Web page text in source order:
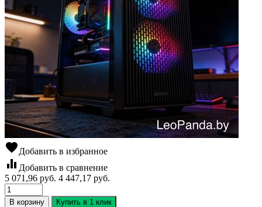
favoriteДобавить в избранное
equalizer Добавить в сравнение
5 071,96 руб. 4 447,17 руб.
В корзину Купить в 1 клик